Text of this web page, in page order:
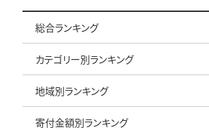
総合ランキング
カテゴリー別ランキング
地域別ランキング
寄付金額別ランキング